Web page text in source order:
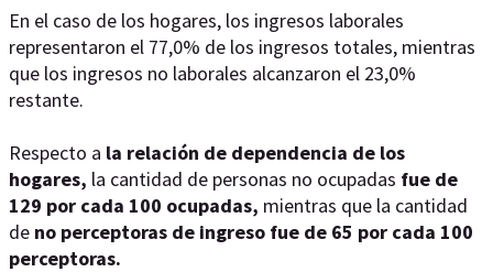
En el caso de los hogares, los ingresos laborales
representaron el 77,0% de los ingresos totales, mientras
que los ingresos no laborales alcanzaron el 23,0%
restante.
Respecto a la relación de dependencia de los
hogares, la cantidad de personas no ocupadas fue de
129 por cada 100 ocupadas, mientras que la cantidad
de no perceptoras de ingreso fue de 65 por cada 100
perceptoras.